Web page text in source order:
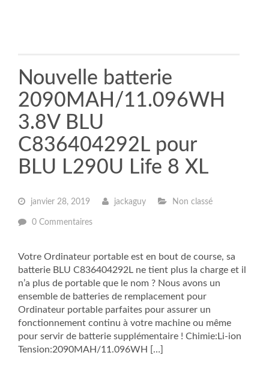
Nouvelle batterie
2090MAH/11.096WH
3.8V BLU
C836404292L pour
BLU L290U Life 8 XL
janvier 28, 2019 jackaguy Non classé
0 Commentaires
Votre Ordinateur portable est en bout de course, sa
batterie BLU C836404292L ne tient plus la charge et il
n’a plus de portable que le nom ? Nous avons un
ensemble de batteries de remplacement pour
Ordinateur portable parfaites pour assurer un
fonctionnement continu à votre machine ou même
pour servir de batterie supplémentaire ! Chimie:Li-ion
Tension:2090MAH/11.096WH […]